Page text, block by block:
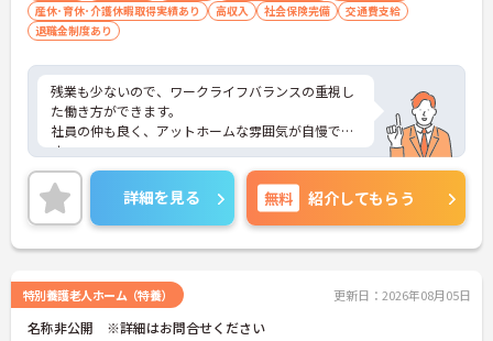
産休･育休･介護休暇取得実績あり
高収入 社会保険完備
交通費支給
退職金制度あり
残業も少ないので、ワークライフバランスの重視し
た働き方ができます。
社員の仲も良く、アットホームな雰囲気が自慢で
す。
ご興味ある方には、面接対策ポイントなど、詳細を
お話しいたしますのでお気軽にご相談ください。
詳細を見る 無料 紹介してもらう
特別養護老人ホーム（特養） 更新日：2026年08月05日
名称非公開 ※詳細はお問合せください